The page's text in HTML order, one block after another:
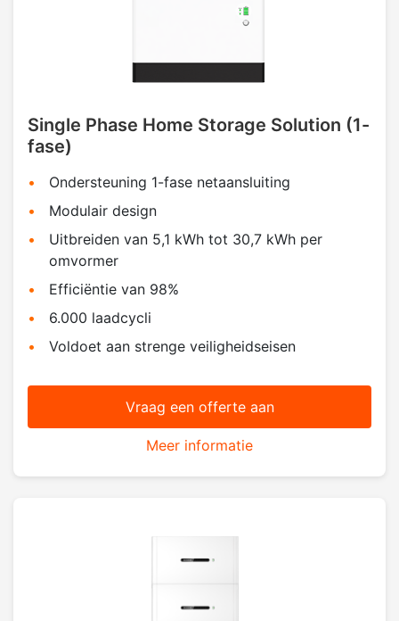
Single Phase Home Storage Solution (1-
fase)
Ondersteuning 1-fase netaansluiting
Modulair design
Uitbreiden van 5,1 kWh tot 30,7 kWh per
omvormer
Efficiëntie van 98%
6.000 laadcycli
Voldoet aan strenge veiligheidseisen
Vraag een offerte aan
Meer informatie